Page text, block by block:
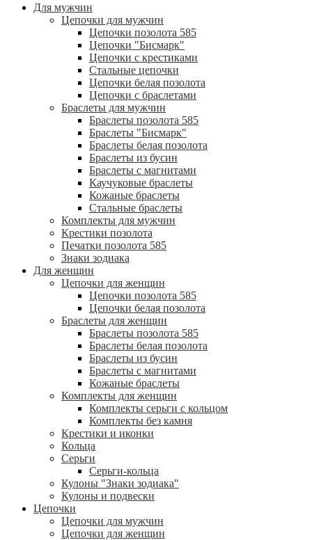
Для мужчин
Цепочки для мужчин
Цепочки позолота 585
Цепочки "Бисмарк"
Цепочки с крестиками
Стальные цепочки
Цепочки белая позолота
Цепочки с браслетами
Браслеты для мужчин
Браслеты позолота 585
Браслеты "Бисмарк"
Браслеты белая позолота
Браслеты из бусин
Браслеты с магнитами
Каучуковые браслеты
Кожаные браслеты
Стальные браслеты
Комплекты для мужчин
Крестики позолота
Печатки позолота 585
Знаки зодиака
Для женщин
Цепочки для женщин
Цепочки позолота 585
Цепочки белая позолота
Браслеты для женщин
Браслеты позолота 585
Браслеты белая позолота
Браслеты из бусин
Браслеты с магнитами
Кожаные браслеты
Комплекты для женщин
Комплекты серьги с кольцом
Комплекты без камня
Крестики и иконки
Кольца
Серьги
Серьги-кольца
Кулоны "Знаки зодиака"
Кулоны и подвески
Цепочки
Цепочки для мужчин
Цепочки для женщин